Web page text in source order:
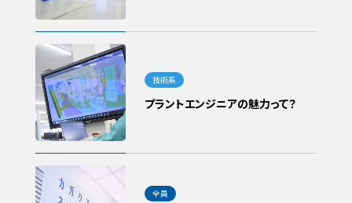
プラントエンジニアの魅力って？